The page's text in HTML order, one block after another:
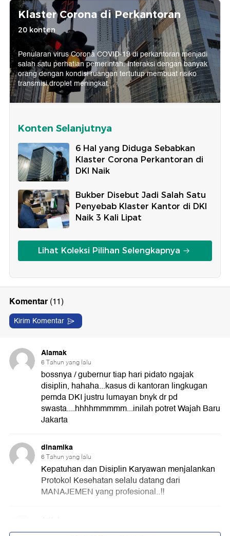
Klaster Corona di Perkantoran
20 konten
Penularan virus Corona COVID-19 di perkantoran menjadi
salah satu perhatian pemerintah. Interaksi dengan banyak
orang dengan kondisi ruangan tertutup membuat risiko
transmisi droplet meningkat.
Konten Selanjutnya
6 Hal yang Diduga Sebabkan
Klaster Corona Perkantoran di
DKI Naik
Bukber Disebut Jadi Salah Satu
Penyebab Klaster Kantor di DKI
Naik 3 Kali Lipat
Lihat Koleksi Pilihan Selengkapnya